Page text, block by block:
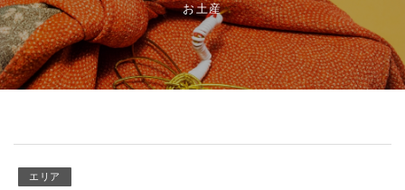
お土産
エリア